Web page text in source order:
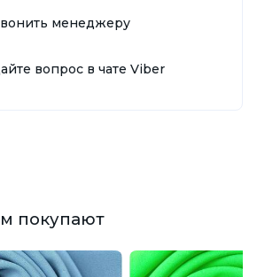
менеджеру
вопрос в чате Viber
покупают